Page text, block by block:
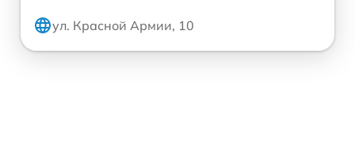
ул. Красной Армии, 10